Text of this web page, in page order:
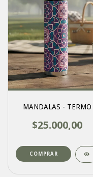
MANDALAS - TERMO
$25.000,00
COMPRAR